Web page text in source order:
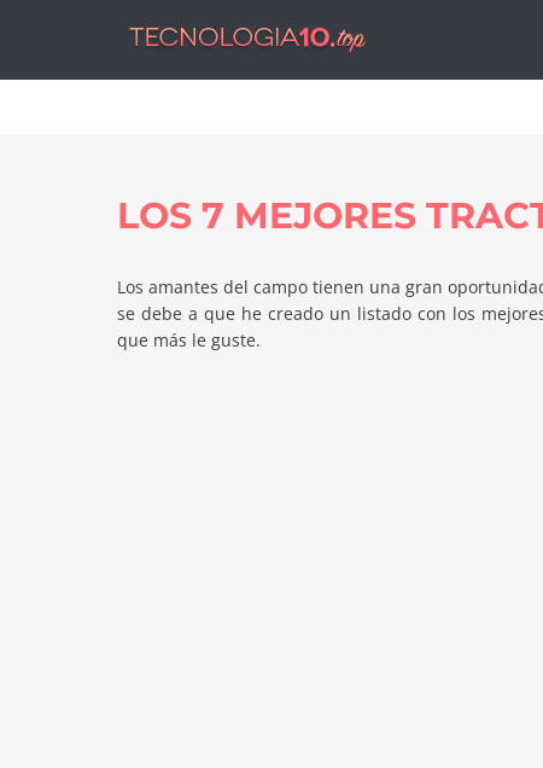
LOS 7 MEJORES
Los amantes del campo tienen una gran
se debe a que he creado un listado con los
que más le guste.